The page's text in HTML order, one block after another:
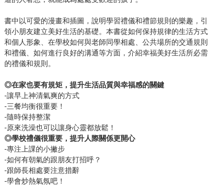
書中以可愛的漫畫和插圖，說明學習禮儀和禮節規則的樂趣，引
領小朋友建立美好生活的基礎。本書從如何保持規律的生活方式
和個人形象、在學校如何與老師同學相處、公共場所的交通規則
和禮儀、如何進行良好的溝通等方面，介紹幸福美好生活所必需
的禮儀和規則。
◎在家也要有規矩，提升生活品質與幸福感的關鍵
-讓早上神清氣爽的方式
-三餐均衡很重要！
-隨時保持整潔
-原來洗澡也可以讓身心靈都放鬆！
◎學校禮儀很重要，提升人際關係更開心
-專注上課的小撇步
-如何有朝氣的跟朋友打招呼？
-跟師長相處要注意措辭
-學會炒熱氣氛吧！